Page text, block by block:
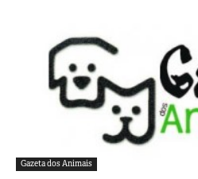
Gazeta dos Animais